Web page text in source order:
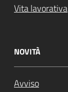
Vita lavorativa
NOVITÀ
Avviso